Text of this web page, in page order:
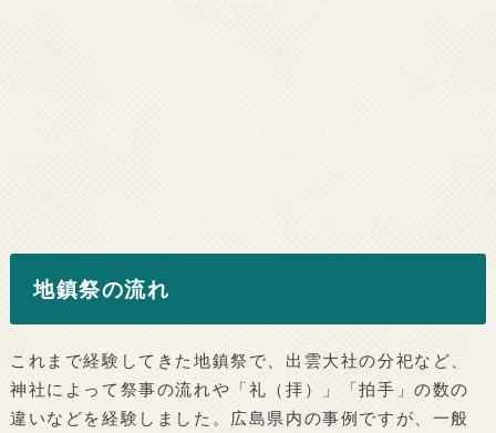
地鎮祭の流れ
これまで経験してきた地鎮祭で、出雲大社の分祀など、
神社によって祭事の流れや「礼（拝）」「拍手」の数の
違いなどを経験しました。広島県内の事例ですが、一般